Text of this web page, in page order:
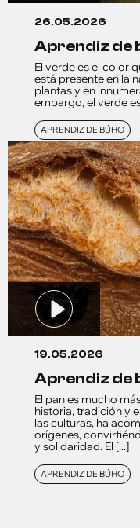
26.05.2026
aprendiz
El verde es el color
está presente en la
plantas y en
embargo, el verde
APRENDIZ DE BÚHO
19.05.2026
aprendiz de
El pan es mucho
historia, tradición y
las culturas, ha
orígenes,
y solidaridad. El [...]
APRENDIZ DE BÚHO